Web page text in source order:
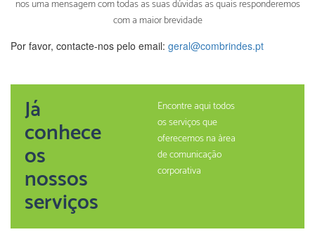
nos uma mensagem com todas as suas dúvidas as quais responderemos
com a maior brevidade
Por favor, contacte-nos pelo email: geral@combrindes.pt
Já
conhece
os
nossos
serviços
Encontre aqui todos
os serviços que
oferecemos na àrea
de comunicação
corporativa